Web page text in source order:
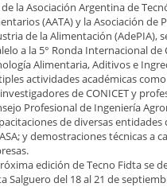
la Asociación Argentina de
(AATA) y la Asociación de
de la Alimentación (AdePIA),
a la 5° Ronda Internacional
Alimentaria, Aditivos e
actividades académicas
de CONICET y
Profesional de Ingeniería
de diversas
y demostraciones técnicas a
edición de Tecno Fidta se
Salguero del 18 al 21 de